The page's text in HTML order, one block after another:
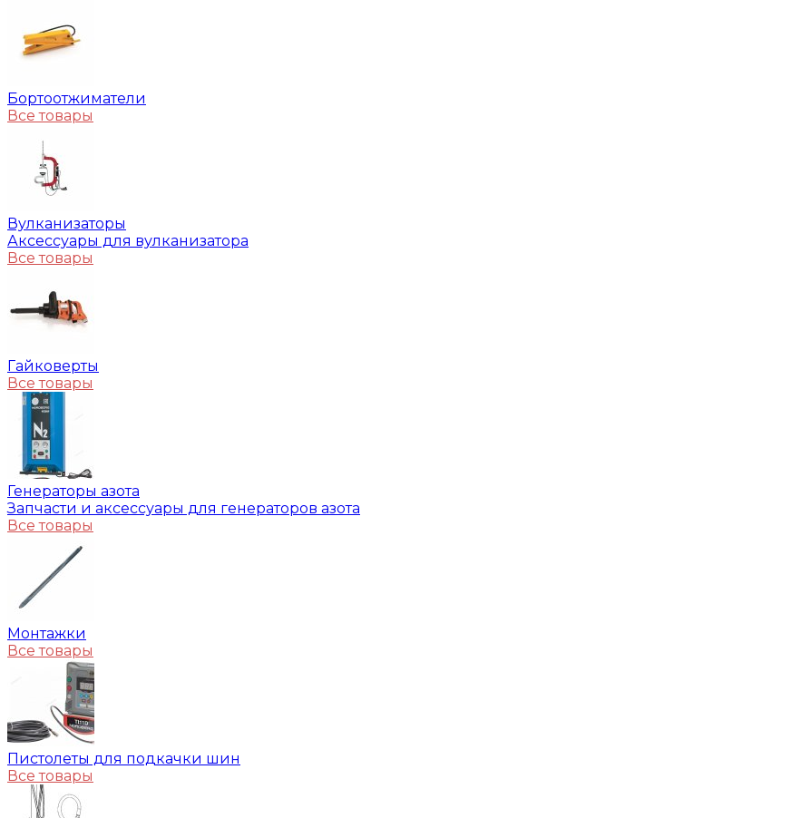
Бортоотжиматели
Все товары
Вулканизаторы
Аксессуары для вулканизатора
Все товары
Гайковерты
Все товары
Генераторы азота
Запчасти и аксессуары для генераторов азота
Все товары
Монтажки
Все товары
Пистолеты для подкачки шин
Все товары